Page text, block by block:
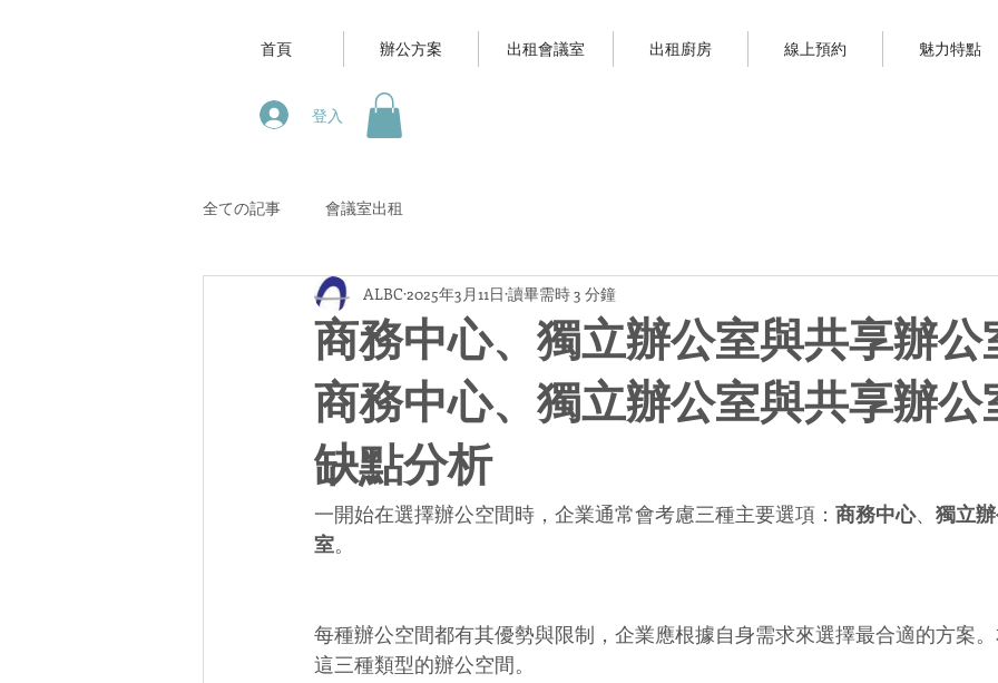
首頁 辦公方案 出租會議室 出租廚房 線上預約 魅力特點
登入
全ての記事 會議室出租
商務中心、獨立辦公室與共享辦公
ALBC 2025年3月11日 讀畢需時 3 分鐘
商務中心、獨立辦公室與共享辦公
缺點分析
一開始在選擇辦公空間時，企業通常會考慮三種主要選項： 商務中心、 獨立
室。
每種辦公空間都有其優勢與限制，企業應根據自身需求來選擇最合適的方案
這三種類型的辦公空間。